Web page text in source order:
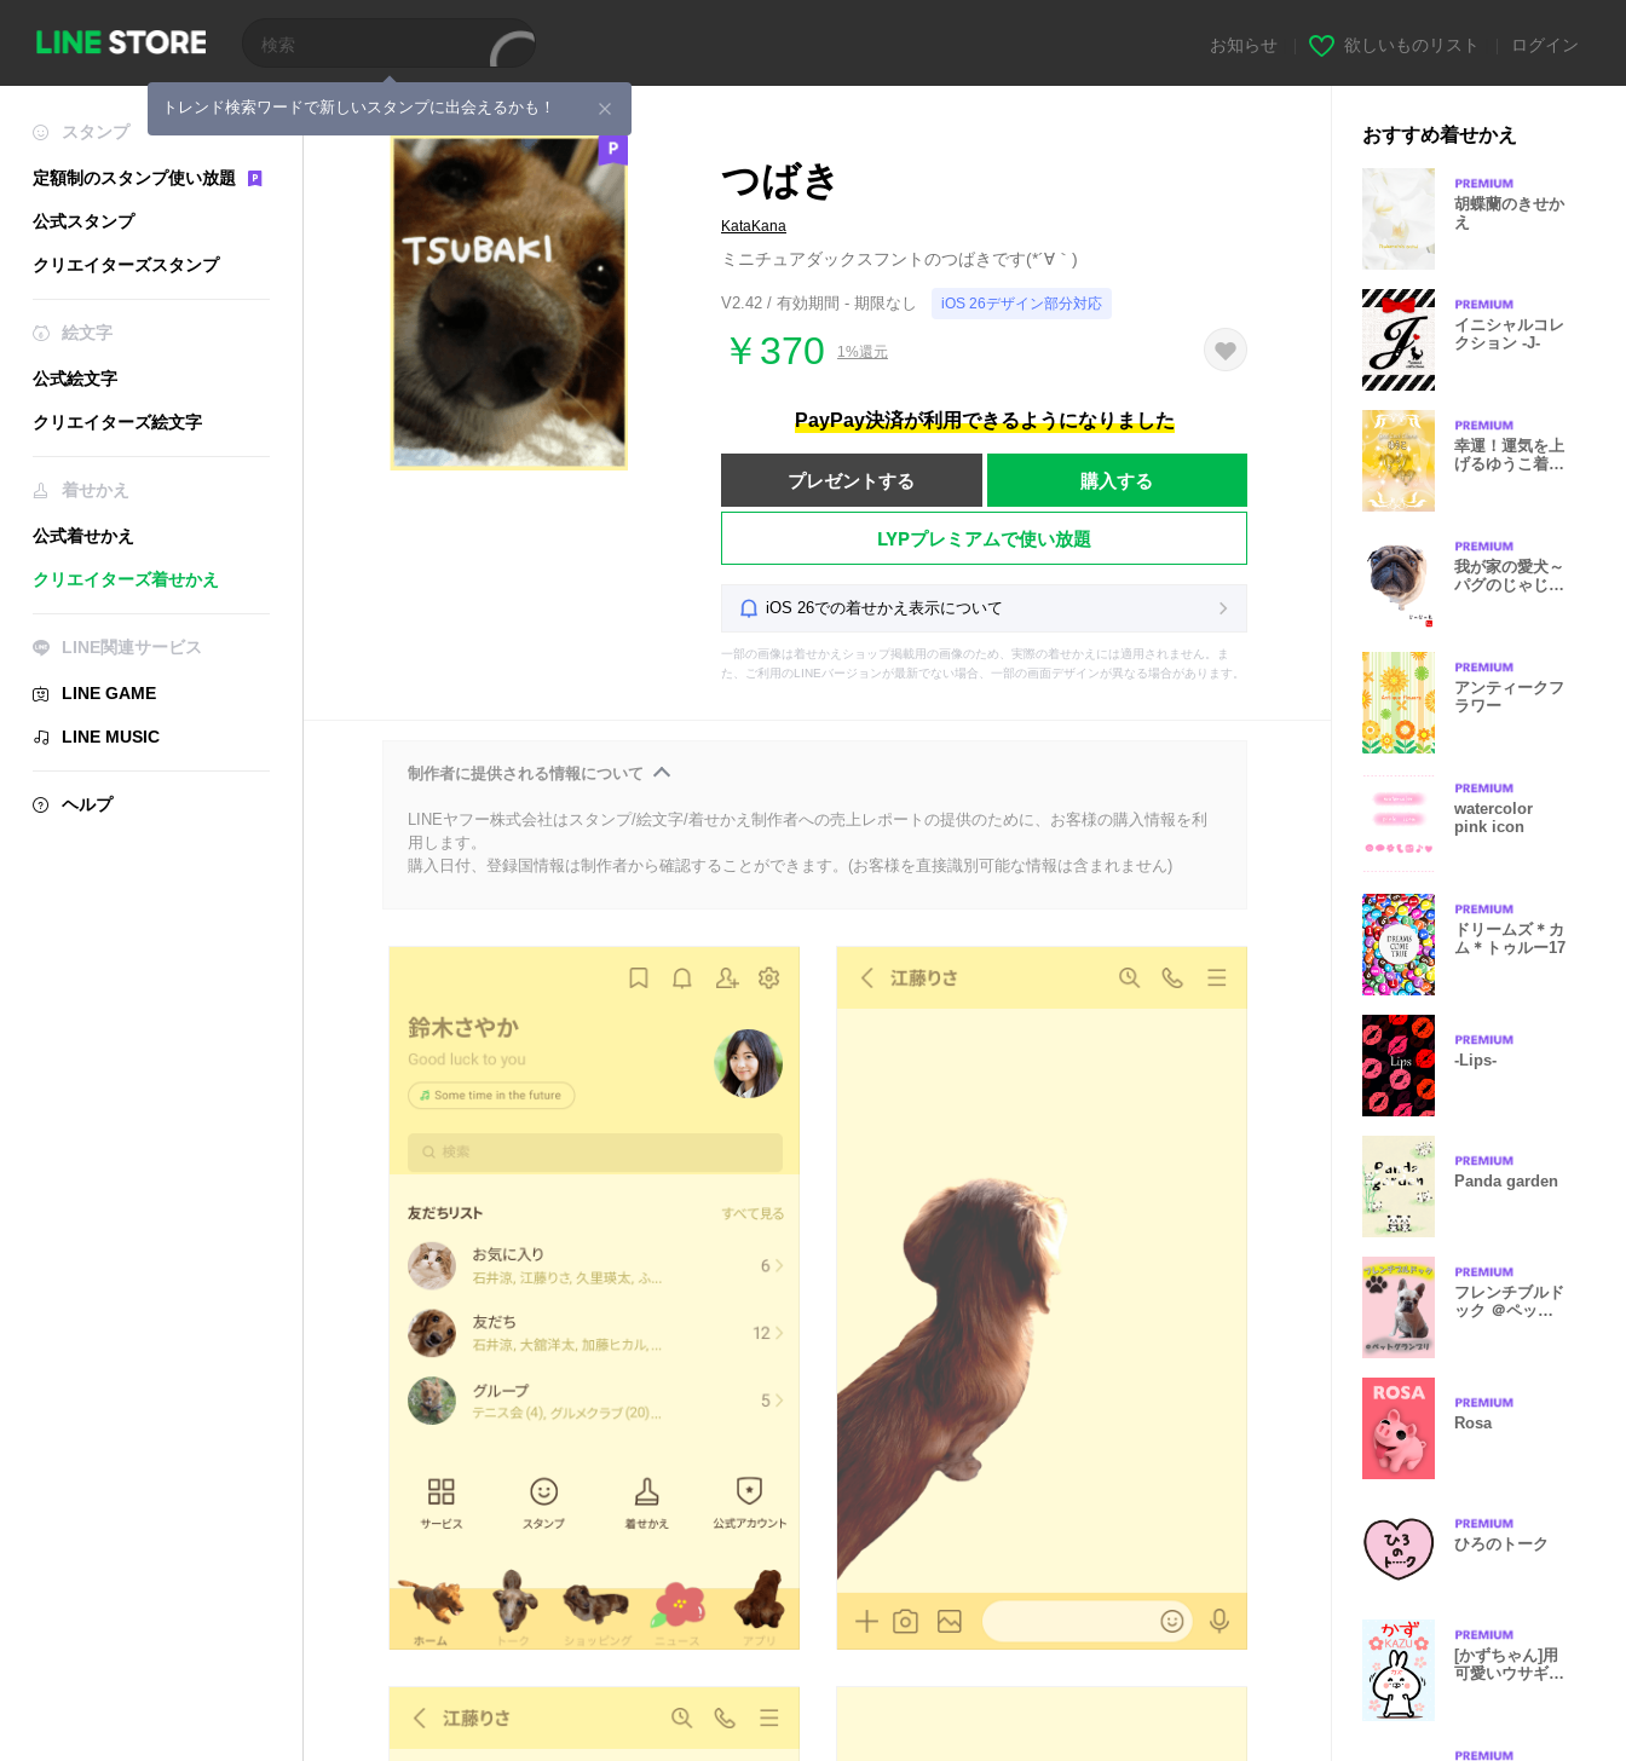
トレンド検索ワードで新しいスタンプに出会えるかも！
お知らせ 欲しいものリスト ログイン
スタンプ
定額制のスタンプ使い放題
公式スタンプ
クリエイターズスタンプ
絵文字
公式絵文字
クリエイターズ絵文字
着せかえ
公式着せかえ
クリエイターズ着せかえ
LINE関連サービス
LINE GAME
LINE MUSIC
ヘルプ
つばき
KataKana
ミニチュアダックスフントのつばきです(*´∀｀)
V2.42 / 有効期間 - 期限なし iOS 26デザイン部分対応
￥370 1%還元
PayPay決済が利用できるようになりました
プレゼントする 購入する
LYPプレミアムで使い放題
iOS 26での着せかえ表示について
一部の画像は着せかえショップ掲載用の画像のため、実際の着せかえには適用されません。ま
た、ご利用のLINEバージョンが最新でない場合、一部の画面デザインが異なる場合があります。
制作者に提供される情報について
LINEヤフー株式会社はスタンプ/絵文字/着せかえ制作者への売上レポートの提供のために、お客様の購入情報を利
用します。
購入日付、登録国情報は制作者から確認することができます。(お客様を直接識別可能な情報は含まれません)
おすすめ着せかえ
胡蝶蘭のきせか
え
イニシャルコレ
クション -J-
幸運！運気を上
げるゆうこ着せ
我が家の愛犬～
パグのじゃじゃ
アンティークフ
ラワー
watercolor
pink icon
ドリームズ＊カ
ム＊トゥルー17
-Lips-
Panda garden
フレンチブルド
ック ＠ペット
Rosa
ひろのトーク
[かずちゃん]用
可愛いウサギの